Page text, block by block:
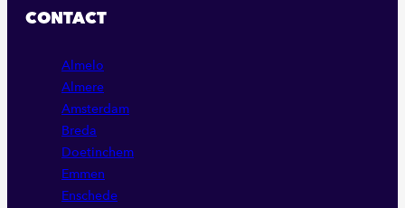
CONTACT
Almelo
Almere
Amsterdam
Breda
Doetinchem
Emmen
Enschede